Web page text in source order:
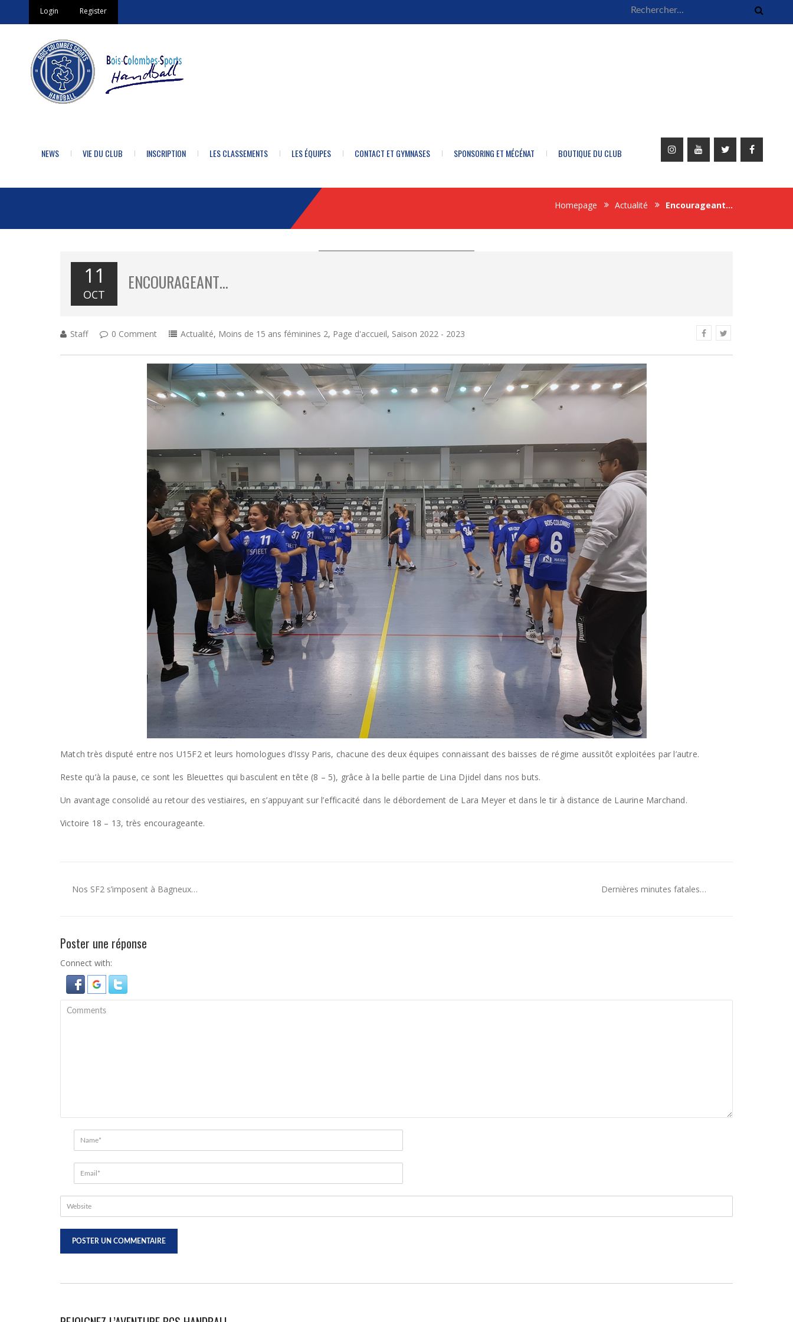
Login Register
NEWS VIE DU CLUB INSCRIPTION LES CLASSEMENTS LES ÉQUIPES CONTACT ET GYMNASES SPONSORING ET MÉCÉNAT BOUTIQUE DU CLUB
Homepage Actualité Encourageant…
11
OCT
ENCOURAGEANT…
Staff 0 Comment Actualité, Moins de 15 ans féminines 2, Page d'accueil, Saison 2022 - 2023
Match très disputé entre nos U15F2 et leurs homologues d’Issy Paris, chacune des deux équipes connaissant des baisses de régime aussitôt exploitées par l’autre.
Reste qu’à la pause, ce sont les Bleuettes qui basculent en tête (8 – 5), grâce à la belle partie de Lina Djidel dans nos buts.
Un avantage consolidé au retour des vestiaires, en s’appuyant sur l’efficacité dans le débordement de Lara Meyer et dans le tir à distance de Laurine Marchand.
Victoire 18 – 13, très encourageante.
Nos SF2 s’imposent à Bagneux… Dernières minutes fatales…
Poster une réponse
Connect with: